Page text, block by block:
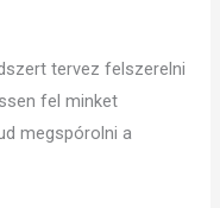
tervez felszerelni
fel minket
megspórolni a